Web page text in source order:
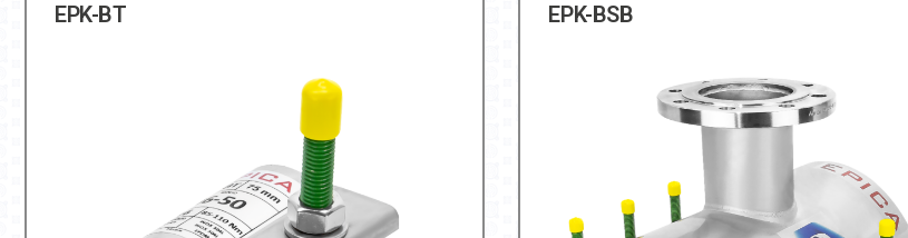
EPK-BT EPK-BSB